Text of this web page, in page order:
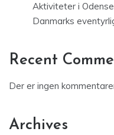
Aktiviteter i
Danmarks
Recent
Der er ingen
Archives